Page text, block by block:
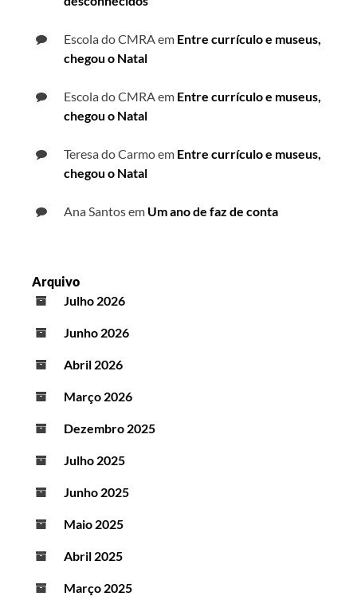
Escola do CMRAem Entre currículo e museus,
chegou o Natal
Escola do CMRAem Entre currículo e museus,
chegou o Natal
Teresa do Carmoem Entre currículo e museus,
chegou o Natal
Ana Santosem Um ano de faz de conta
Arquivo
Julho 2026
Junho 2026
Abril 2026
Março 2026
Dezembro 2025
Julho 2025
Junho 2025
Maio 2025
Abril 2025
Março 2025